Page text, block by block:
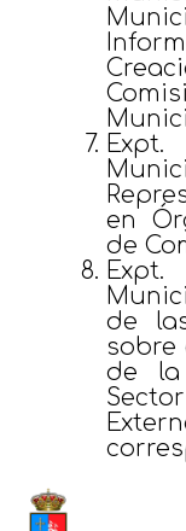
Expt.
en
de
Expt.
de
sobre
de la